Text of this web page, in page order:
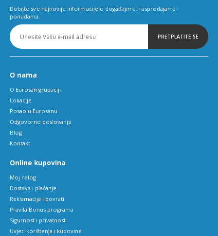
Dobijte sve najnovije informacije o događajima, rasprodajama i
ponudama.
PRETPLATITE SE
O nama
O Eurosan grupaciji
Lokacije
Posao u Eurosanu
Odgovorno poslovanje
Blog
Kontakt
Online kupovina
Moj nalog
Dostava i plaćanje
Reklamacija i povrati
Pravila Bonus programa
Sigurnost i privatnost
Uvjeti korištenja i kupovine